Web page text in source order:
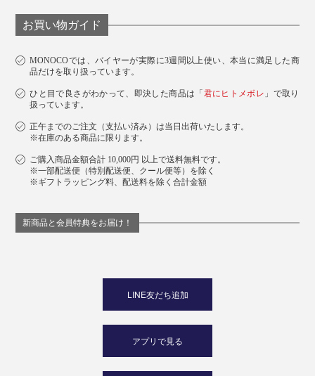
お買い物ガイド
MONOCOでは、バイヤーが実際に3週間以上使い、本当に満足した商
品だけを取り扱っています。
ひと目で良さがわかって、即決した商品は「 君にヒトメボレ 」で取り
扱っています。
正午までのご注文（支払い済み）は当日出荷いたします。
※在庫のある商品に限ります。
ご購入商品金額合計 10,000円 以上で送料無料です。
※一部配送便（特別配送便、クール便等）を除く
※ギフトラッピング料、配送料を除く合計金額
新商品と会員特典をお届け！
LINE友だち追加
アプリで見る